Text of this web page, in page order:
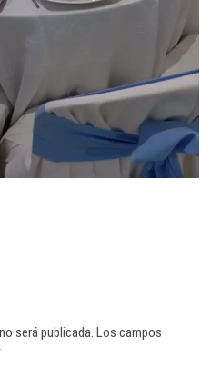
será publicada. Los campos